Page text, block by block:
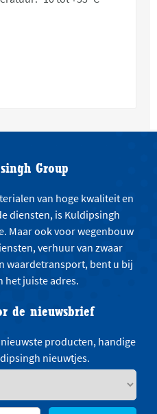
Group
van hoge kwaliteit en
diensten, is Kuldipsingh
Maar ook voor wegenbouw
verhuur van zwaar
waardetransport, bent u bij
het juiste adres.
de nieuwsbrief
producten, handige
nieuwtjes.